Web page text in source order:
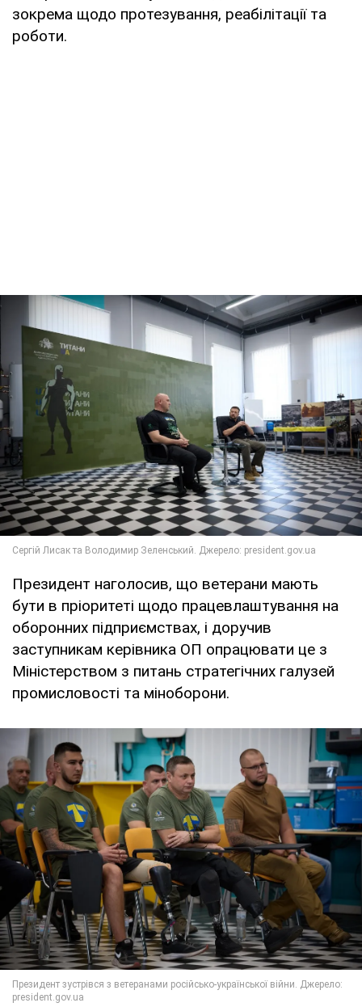
зокрема щодо протезування, реабілітації та
роботи.
Президент наголосив, що ветерани мають
бути в пріоритеті щодо працевлаштування на
оборонних підприємствах, і доручив
заступникам керівника ОП опрацювати це з
Міністерством з питань стратегічних галузей
промисловості та міноборони.